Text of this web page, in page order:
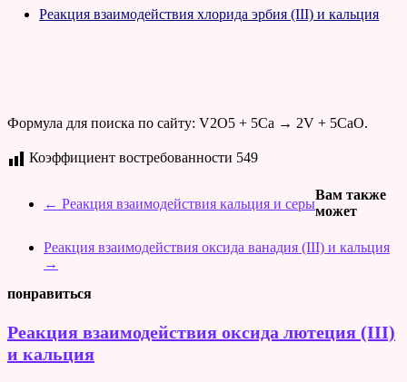
Реакция взаимодействия хлорида эрбия (III) и кальция
Формула для поиска по сайту: V2O5 + 5Ca → 2V + 5CaO.
Коэффициент востребованности 549
← Реакция взаимодействия кальция и серы
Реакция взаимодействия оксида ванадия (III) и кальция
→
Вам также
может
понравиться
Реакция взаимодействия оксида лютеция (III)
и кальция